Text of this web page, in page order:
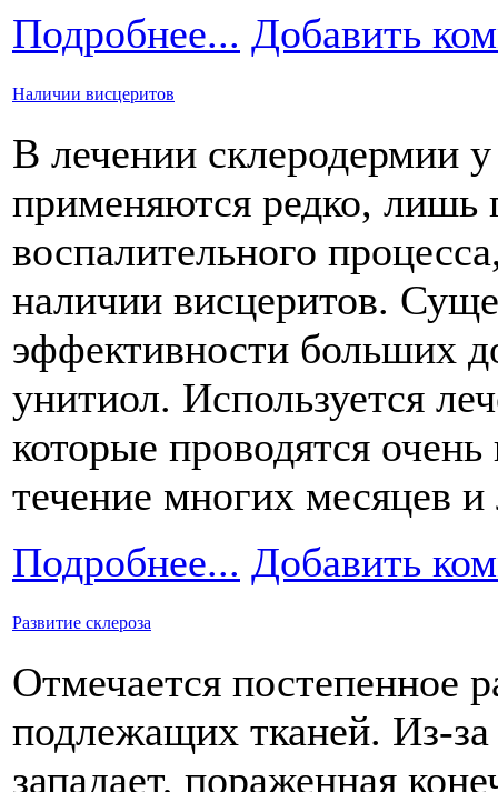
Подробнее... Добавить
Наличии висцеритов
В лечении склеродермии
применяются редко, лишь
воспалительного
наличии висцеритов.
эффективности больших
унитиол. Используется
которые проводятся
течение многих месяцев и
Подробнее... Добавить
Развитие склероза
Отмечается постепенное
подлежащих тканей. Из-за
западает, пораженная